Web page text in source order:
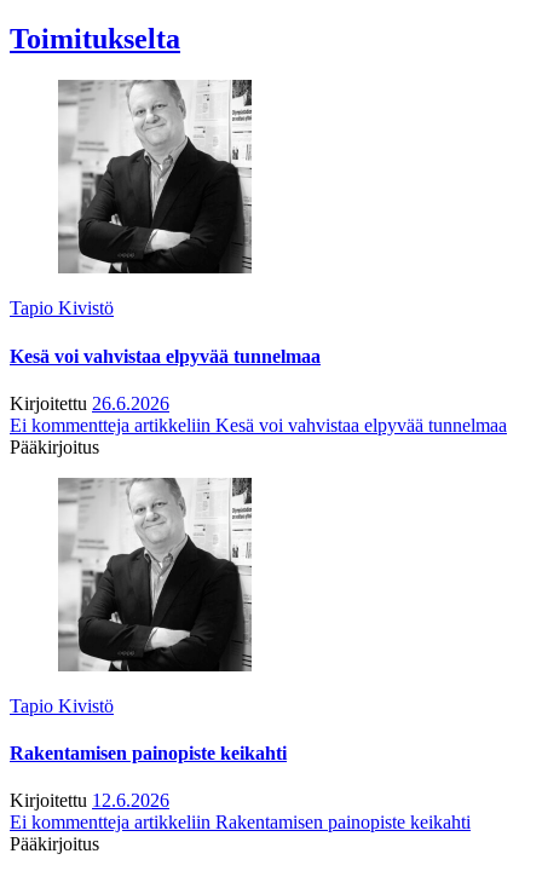
Toimitukselta
Tapio Kivistö
Kesä voi vahvistaa elpyvää tunnelmaa
Kirjoitettu 26.6.2026
Ei kommentteja artikkeliin Kesä voi vahvistaa elpyvää tunnelmaa
Pääkirjoitus
Tapio Kivistö
Rakentamisen painopiste keikahti
Kirjoitettu 12.6.2026
Ei kommentteja artikkeliin Rakentamisen painopiste keikahti
Pääkirjoitus